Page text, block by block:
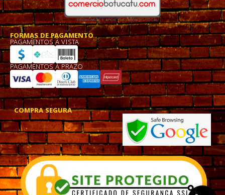
FORMAS DE PAGAMENTO
PAGAMENTOS À VISTA
PAGAMENTOS À PRAZO
COMPRA SEGURA